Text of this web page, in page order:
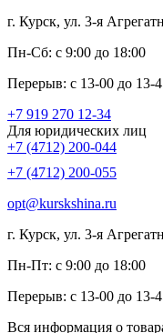
г. Курск, ул. 3-я
Пн-Сб: с 9:00 до 18:00
Перерыв: с 13-00 до 13-
+7 919 270 12-34
Для юридических лиц
+7 (4712) 200-044
+7 (4712) 200-055
opt@kurskshina.ru
г. Курск, ул. 3-я
Пн-Пт: с 9:00 до 18:00
Перерыв: с 13-00 до 13-
Вся информация о